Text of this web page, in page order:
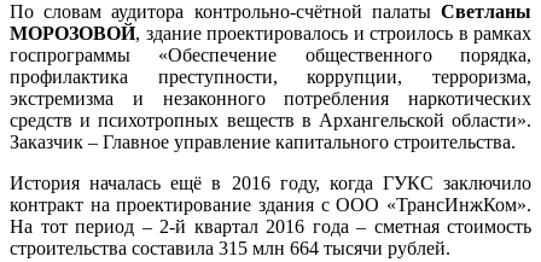
По словам аудитора контрольно-счётной палаты Светланы
МОРОЗОВОЙ, здание проектировалось и строилось в рамках
госпрограммы «Обеспечение общественного порядка,
профилактика преступности, коррупции, терроризма,
экстремизма и незаконного потребления наркотических
средств и психотропных веществ в Архангельской области».
Заказчик – Главное управление капитального строительства.
История началась ещё в 2016 году, когда ГУКС заключило
контракт на проектирование здания с ООО «ТрансИнжКом».
На тот период – 2‑й квартал 2016 года – сметная стоимость
строительства составила 315 млн 664 тысячи рублей.